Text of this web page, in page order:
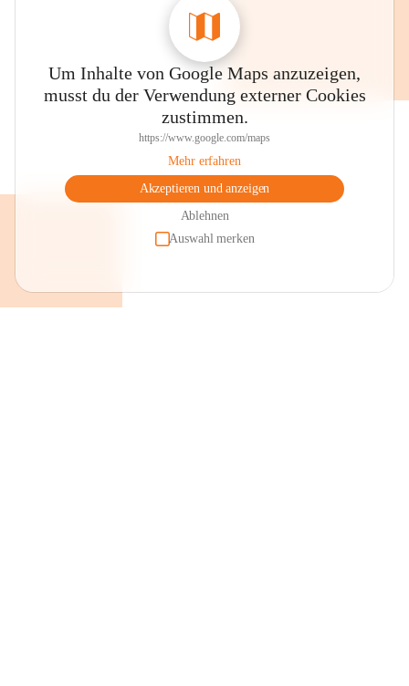
Um Inhalte von Google Maps anzuzeigen,
musst du der Verwendung externer Cookies
zustimmen.
https://www.google.com/maps
Mehr erfahren
Akzeptieren und anzeigen
Ablehnen
Auswahl merken